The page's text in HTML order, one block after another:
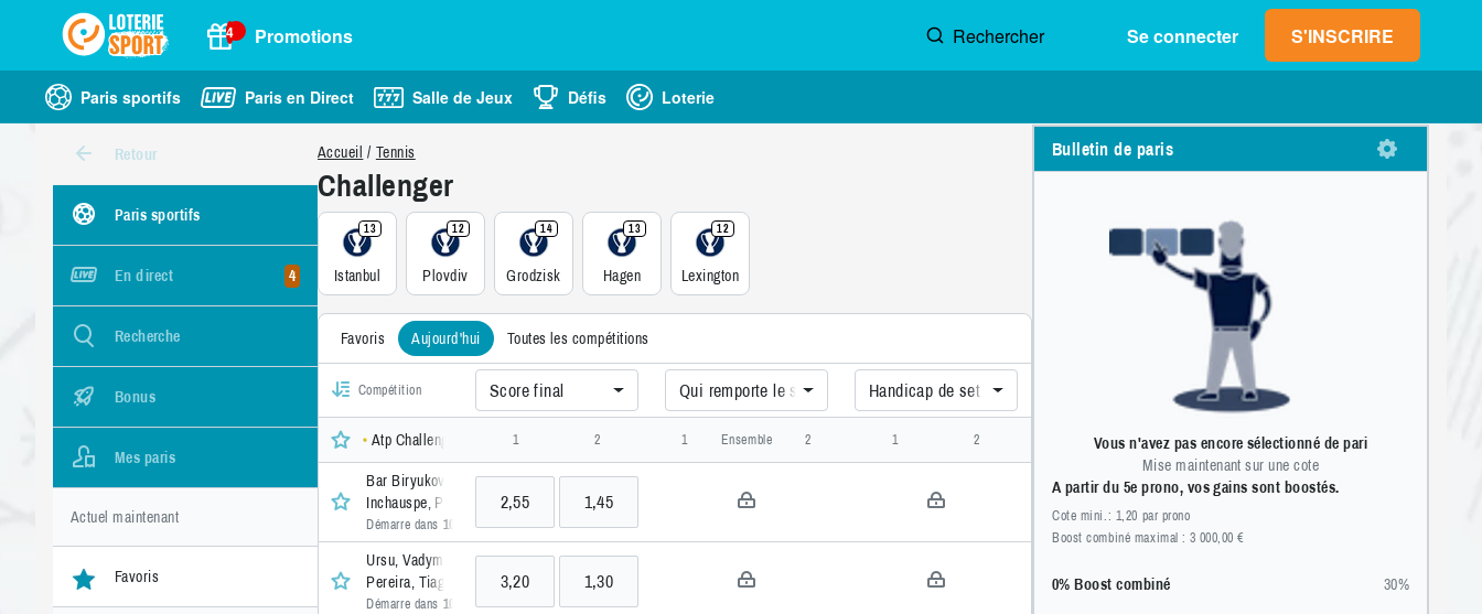
4 Promotions Rechercher Se connecter S'INSCRIRE
Paris sportifs Paris en Direct Salle de Jeux Défis Loterie
Retour
Paris sportifs
En direct 4
Recherche
Bonus
Mes paris
Actuel maintenant
Favoris
Accueil Tennis
Challenger
13
Istanbul
12
Plovdiv
14
Grodzisk
13
Hagen
12
Lexington
Favoris Aujourd'hui Toutes les compétitions
Compétition Score final Qui remporte le set ? Handicap de set
Atp Challenger Istanbul Ii, Turkey Men Singles, Challenger
1 2 1 Ensemble 2 1 2
Bar Biryukov, Petr
Inchauspe, Paul
Démarre dans 105 min. • 1 >>
2,55 1,45
Ursu, Vadym
Pereira, Tiago
Démarre dans 105 min. • 1 >>
3,20 1,30
Bulletin de paris
Vous n'avez pas encore sélectionné de pari
Mise maintenant sur une cote
A partir du 5e prono, vos gains sont boostés.
Cote mini.: 1,20 par prono
Boost combiné maximal : 3 000,00 €
0% Boost combiné 30%
Gain max. (net)
0,00 €
4
5